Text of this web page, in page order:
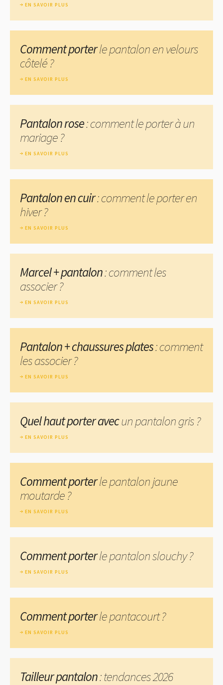
EN SAVOIR PLUS
Comment porterle pantalon en velours
côtelé ?
EN SAVOIR PLUS
Pantalon rose: comment le porter à un
mariage ?
EN SAVOIR PLUS
Pantalon en cuir: comment le porter en
hiver ?
EN SAVOIR PLUS
Marcel + pantalon: comment les
associer ?
EN SAVOIR PLUS
Pantalon + chaussures plates: comment
les associer ?
EN SAVOIR PLUS
Quel haut porter avecun pantalon gris ?
EN SAVOIR PLUS
Comment porterle pantalon jaune
moutarde ?
EN SAVOIR PLUS
Comment porterle pantalon slouchy ?
EN SAVOIR PLUS
Comment porterle pantacourt ?
EN SAVOIR PLUS
Tailleur pantalon: tendances 2026